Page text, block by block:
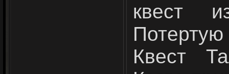
квест
Квест